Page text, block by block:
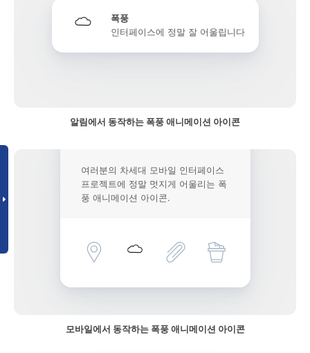
폭풍
인터페이스에 정말 잘 어울립니다
알림에서 동작하는 폭풍 애니메이션 아이콘
여러분의 차세대 모바일 인터페이스
프로젝트에 정말 멋지게 어울리는 폭
풍 애니메이션 아이콘.
모바일에서 동작하는 폭풍 애니메이션 아이콘